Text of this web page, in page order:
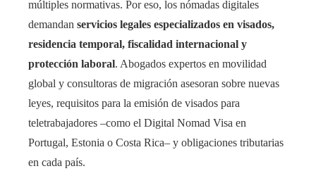
múltiples normativas. Por eso, los nómadas digitales
demandan servicios legales especializados en visados,
residencia temporal, fiscalidad internacional y
protección laboral. Abogados expertos en movilidad
global y consultoras de migración asesoran sobre nuevas
leyes, requisitos para la emisión de visados para
teletrabajadores –como el Digital Nomad Visa en
Portugal, Estonia o Costa Rica– y obligaciones tributarias
en cada país.